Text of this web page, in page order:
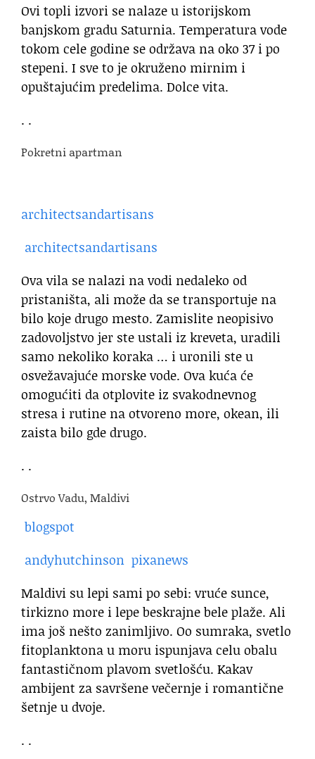
Ovi topli izvori se nalaze u istorijskom
banjskom gradu Saturnia. Temperatura vode
tokom cele godine se održava na oko 37 i po
stepeni. I sve to je okruženo mirnim i
opuštajućim predelima. Dolce vita.
. .
Pokretni apartman
architectsandartisans
architectsandartisans
Ova vila se nalazi na vodi nedaleko od
pristaništa, ali može da se transportuje na
bilo koje drugo mesto. Zamislite neopisivo
zadovoljstvo jer ste ustali iz kreveta, uradili
samo nekoliko koraka … i uronili ste u
osvežavajuće morske vode. Ova kuća će
omogućiti da otplovite iz svakodnevnog
stresa i rutine na otvoreno more, okean, ili
zaista bilo gde drugo.
. .
Ostrvo Vadu, Maldivi
blogspot
andyhutchinson pixanews
Maldivi su lepi sami po sebi: vruće sunce,
tirkizno more i lepe beskrajne bele plaže. Ali
ima još nešto zanimljivo. Oo sumraka, svetlo
fitoplanktona u moru ispunjava celu obalu
fantastičnom plavom svetlošću. Kakav
ambijent za savršene večernje i romantične
šetnje u dvoje.
. .